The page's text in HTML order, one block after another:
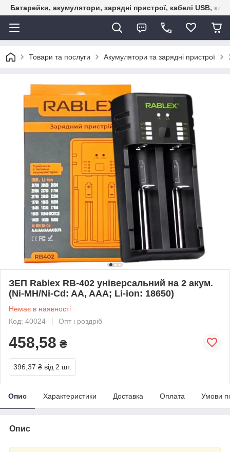
Батарейки, акумулятори, зарядні пристрої, кабелі USB,
Товари та послуги Акумулятори та зарядні пристрої
ЗЕП Rablex RB-402 універсальний на 2 акум.
(Ni-MH/Ni-Cd: AA, AAA; Li-ion: 18650)
Немає в наявності
Код: 40024
Опт і роздріб
458,58 ₴
396,37 ₴ від 2 шт.
Опис Характеристики Доставка Оплата Умови
Опис